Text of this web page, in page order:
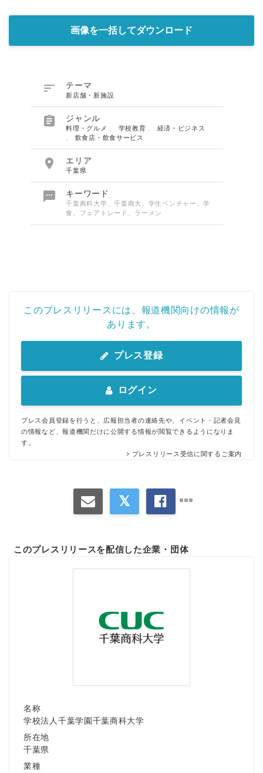
画像を一括してダウンロード
 テーマ
新店舗・新施設
 ジャンル
料理・グルメ 学校教育
経済・ビジネス
飲食店・飲食サービス
 エリア
千葉県
 キーワード
千葉商科大学、千葉商大、学生ベンチャー、学
食、フェアトレード、ラーメン
このプレスリリースには、報道機関向けの情報が
あります。
プレス登録
ログイン
プレス会員登録を行うと、広報担当者の連絡先や、イベント・記者会見
の情報など、報道機関だけに公開する情報が閲覧できるようになりま
す。
プレスリリース受信に関するご案内
このプレスリリースを配信した企業・団体
名称
学校法人千葉学園千葉商科大学
所在地
千葉県
業種